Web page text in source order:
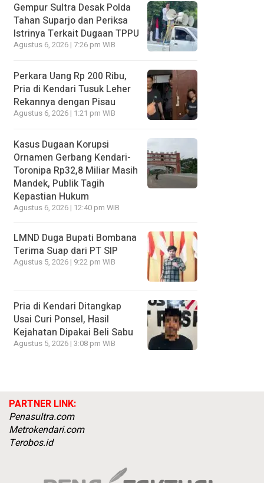
Gempur Sultra Desak Polda
Tahan Suparjo dan Periksa
Istrinya Terkait Dugaan TPPU
Agustus 6, 2026 | 7:26 pm WIB
Perkara Uang Rp 200 Ribu,
Pria di Kendari Tusuk Leher
Rekannya dengan Pisau
Agustus 6, 2026 | 1:21 pm WIB
Kasus Dugaan Korupsi
Ornamen Gerbang Kendari-
Toronipa Rp32,8 Miliar Masih
Mandek, Publik Tagih
Kepastian Hukum
Agustus 6, 2026 | 12:40 pm WIB
LMND Duga Bupati Bombana
Terima Suap dari PT SIP
Agustus 5, 2026 | 9:22 pm WIB
Pria di Kendari Ditangkap
Usai Curi Ponsel, Hasil
Kejahatan Dipakai Beli Sabu
Agustus 5, 2026 | 3:08 pm WIB
PARTNER LINK:
Penasultra.com
Metrokendari.com
Terobos.id